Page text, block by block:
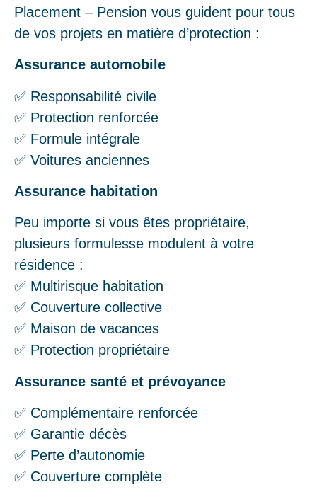
Placement – Pension vous guident pour tous
de vos projets en matière d’protection :
Assurance automobile
✅ Responsabilité civile
✅ Protection renforcée
✅ Formule intégrale
✅ Voitures anciennes
Assurance habitation
Peu importe si vous êtes propriétaire,
plusieurs formulesse modulent à votre
résidence :
✅ Multirisque habitation
✅ Couverture collective
✅ Maison de vacances
✅ Protection propriétaire
Assurance santé et prévoyance
✅ Complémentaire renforcée
✅ Garantie décès
✅ Perte d’autonomie
✅ Couverture complète